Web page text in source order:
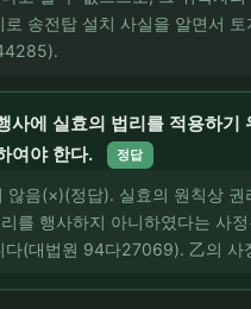
로 송전탑 설치 사실을 알면서
사에 실효의 법리를 적용하
여야 한다.
정답
않음(×)(정답). 실효의 원칙상
를 행사하지 아니하였다는 사
다(대법원 94다27069). 乙의 사